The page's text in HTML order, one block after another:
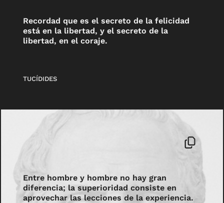
Recordad que es el secreto de la felicidad
está en la libertad, y el secreto de la
libertad, en el coraje.
TUCÍDIDES
Entre hombre y hombre no hay gran
diferencia; la superioridad consiste en
aprovechar las lecciones de la experiencia.